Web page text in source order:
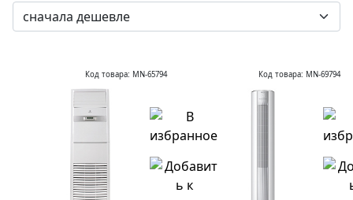
Код товара: MN-65794 Код товара: MN-69794